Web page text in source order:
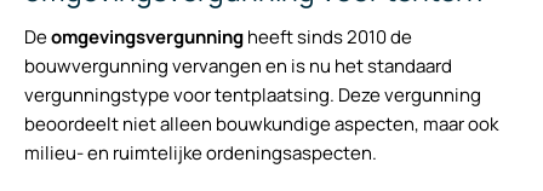
Deomgevingsvergunningheeft sinds 2010 de
bouwvergunning vervangen en is nu het standaard
vergunningstype voor tentplaatsing. Deze vergunning
beoordeelt niet alleen bouwkundige aspecten, maar ook
milieu- en ruimtelijke ordeningsaspecten.